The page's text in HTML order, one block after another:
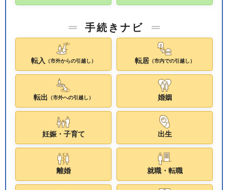
手続きナビ
転入 （市外からの引越し） 転居（市内での引越し）
転出 （市外への引越し） 婚姻
妊娠・子育て 出生
離婚 就職・転職